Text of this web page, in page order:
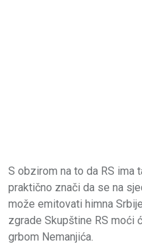
S obzirom na to da RS ima
praktično znači da se na
može emitovati himna
zgrade Skupštine RS moći
grbom Nemanjića.